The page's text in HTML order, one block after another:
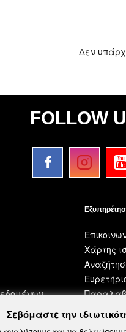
Δεν
FOLLOW
Χάρτης
Σεβόμαστε την